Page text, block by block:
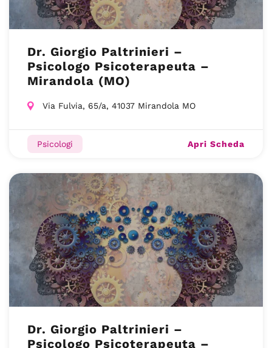
Dr. Giorgio Paltrinieri –
Psicologo Psicoterapeuta –
Mirandola (MO)
Via Fulvia, 65/a, 41037 Mirandola MO
Psicologi Apri Scheda
Dr. Giorgio Paltrinieri –
Psicologo Psicoterapeuta –